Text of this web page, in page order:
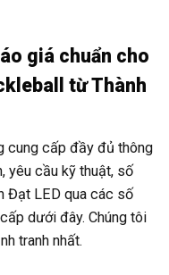
giá chuẩn cho
từ Thành
cung cấp đầy đủ thông
yêu cầu kỹ thuật, số
Đạt LED qua các số
dưới đây. Chúng tôi
tranh nhất.